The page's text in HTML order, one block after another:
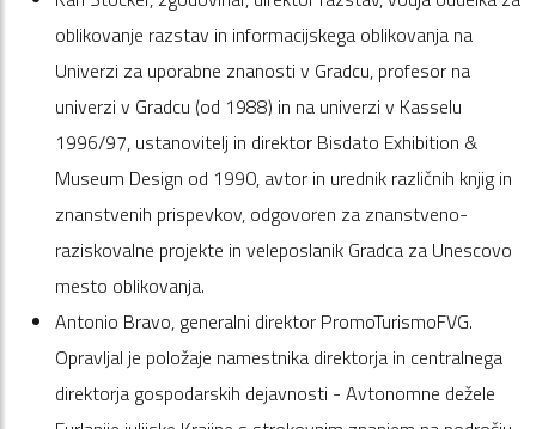
oblikovanje razstav in informacijskega oblikovanja na
Univerzi za uporabne znanosti v Gradcu, profesor na
univerzi v Gradcu (od 1988) in na univerzi v Kasselu
1996/97, ustanovitelj in direktor Bisdato Exhibition &
Museum Design od 1990, avtor in urednik različnih knjig in
znanstvenih prispevkov, odgovoren za znanstveno-
raziskovalne projekte in veleposlanik Gradca za Unescovo
mesto oblikovanja.
Antonio Bravo, generalni direktor PromoTurismoFVG.
Opravljal je položaje namestnika direktorja in centralnega
direktorja gospodarskih dejavnosti - Avtonomne dežele